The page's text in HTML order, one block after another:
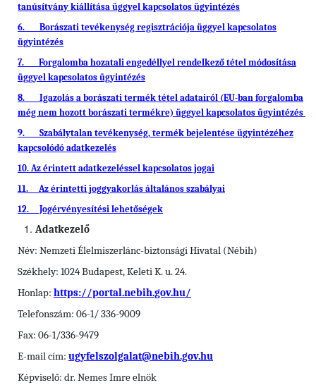
tanúsítvány kiállítása üggyel kapcsolatos ügyintézés
6. Borászati tevékenység regisztrációja üggyel kapcsolatos
ügyintézés
7. Forgalomba hozatali engedéllyel rendelkező tétel módosítása
üggyel kapcsolatos ügyintézés
8. Igazolás a borászati termék tétel adatairól (EU-ban forgalomba
még nem hozott borászati termékre) üggyel kapcsolatos ügyintézés
9. Szabálytalan tevékenység, termék bejelentése ügyintézéhez
kapcsolódó adatkezelés
10. Az érintett adatkezeléssel kapcsolatos jogai
11. Az érintetti joggyakorlás általános szabályai
12. Jogérvényesítési lehetőségek
Adatkezelő
Név: Nemzeti Élelmiszerlánc-biztonsági Hivatal (Nébih)
Székhely: 1024 Budapest, Keleti K. u. 24.
Honlap: https://portal.nebih.gov.hu/
Telefonszám: 06-1/ 336-9009
Fax: 06-1/336-9479
E-mail cím: ugyfelszolgalat@nebih.gov.hu
Képviselő: dr. Nemes Imre elnök